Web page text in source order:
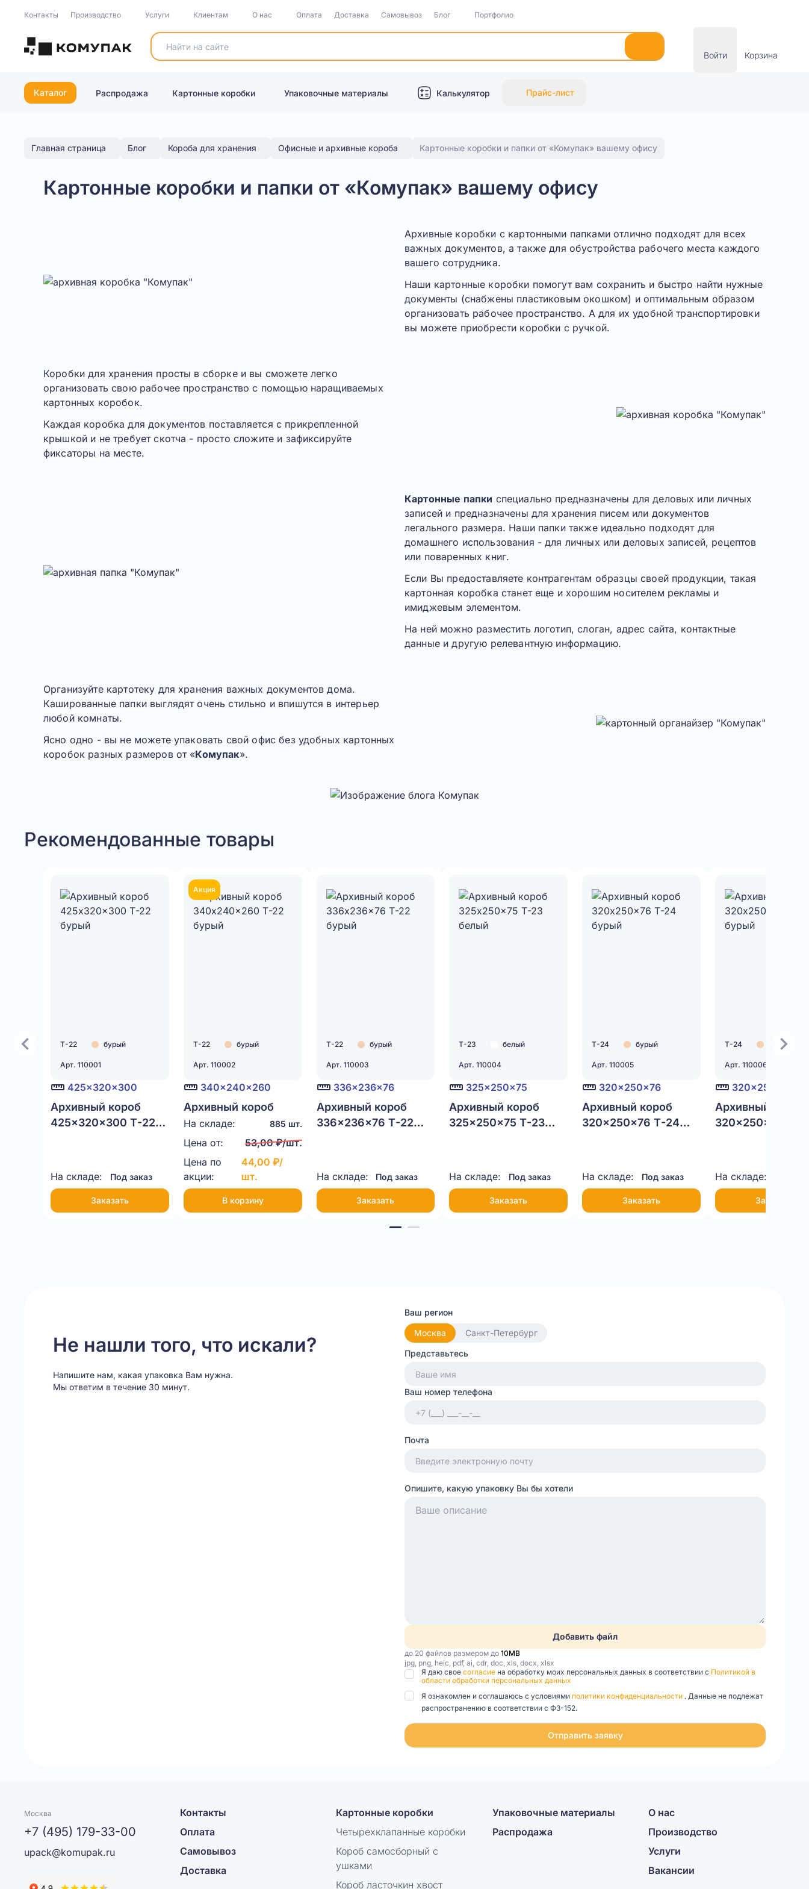
Контакты Производство Услуги Клиентам О нас Оплата Доставка Самовывоз Блог Портфолио
Войти Корзина
Каталог Распродажа Картонные коробки Упаковочные материалы Калькулятор Прайс-лист
Главная страница Блог Короба для хранения Офисные и архивные короба Картонные коробки и папки от «Комупак» вашему офису
Картонные коробки и папки от «Комупак» вашему офису
Архивные коробки с картонными папками отлично подходят для всех
важных документов, а также для обустройства рабочего места каждого
вашего сотрудника.
Наши картонные коробки помогут вам сохранить и быстро найти нужные
документы (снабжены пластиковым окошком) и оптимальным образом
организовать рабочее пространство. А для их удобной транспортировки
вы можете приобрести коробки с ручкой.
Коробки для хранения просты в сборке и вы сможете легко
организовать свою рабочее пространство с помощью наращиваемых
картонных коробок.
Каждая коробка для документов поставляется с прикрепленной
крышкой и не требует скотча - просто сложите и зафиксируйте
фиксаторы на месте.
Картонные папки специально предназначены для деловых или личных
записей и предназначены для хранения писем или документов
легального размера. Наши папки также идеально подходят для
домашнего использования - для личных или деловых записей, рецептов
или поваренных книг.
Если Вы предоставляете контрагентам образцы своей продукции, такая
картонная коробка станет еще и хорошим носителем рекламы и
имиджевым элементом.
На ней можно разместить логотип, слоган, адрес сайта, контактные
данные и другую релевантную информацию.
Организуйте картотеку для хранения важных документов дома.
Кашированные папки выглядят очень стильно и впишутся в интерьер
любой комнаты.
Ясно одно - вы не можете упаковать свой офис без удобных картонных
коробок разных размеров от «Комупак».
Рекомендованные товары
Т-22 бурый
Арт. 110001
425x320x300
Архивный короб
425x320x300 Т-22
На складе: Под заказ
Заказать
Акция
Т-22 бурый
Арт. 110002
340x240x260
Архивный короб
340x240x260 Т-22
бурый
На складе: 885 шт.
Цена от:
53,00 ₽/шт.
Цена по
акции:
44,00 ₽/
шт.
В корзину
Т-22 бурый
Арт. 110003
336x236x76
Архивный короб
336x236x76 Т-22
На складе: Под заказ
Заказать
Т-23 белый
Арт. 110004
325x250x75
Архивный короб
325x250x75 Т-23
На складе: Под заказ
Заказать
Т-24 бурый
Арт. 110005
320x250x76
Архивный короб
320x250x76 Т-24
На складе: Под заказ
Заказать
Т-24 бурый
Арт. 110006
320x250x100
Архивный короб
320x250x100 Т-
На складе:
Заказать
Не нашли того, что искали?
Напишите нам, какая упаковка Вам нужна.
Мы ответим в течение 30 минут.
Ваш регион
Москва
Санкт-Петербург
Представьтесь
Ваш номер телефона
Почта
Опишите, какую упаковку Вы бы хотели
Добавить файл
до 20 файлов размером до 10MB
jpg, png, heic, pdf, ai, cdr, doc, xls, docx, xlsx
Я даю свое согласие на обработку моих персональных данных в соответствии с Политикой в
области обработки персональных данных
Я ознакомлен и соглашаюсь с условиями политики конфиденциальности . Данные не подлежат
распространению в соответствии с ФЗ-152.
Отправить заявку
Москва
+7 (495) 179-33-00
upack@komupak.ru
Контакты
Оплата
Самовывоз
Доставка
Картонные коробки
Четырехклапанные коробки
Короб самосборный с
ушками
Короб ласточкин хвост
Упаковочные материалы
Распродажа
О нас
Производство
Услуги
Вакансии